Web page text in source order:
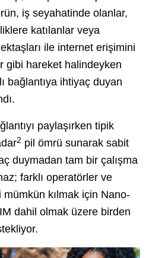
iş seyahatinde olanlar,
katılanlar veya
ile internet erişimini
gibi hareket halindeyken
bağlantıya ihtiyaç duyan
paylaşırken tipik
2 pil ömrü sunarak sabit
duymadan tam bir çalışma
farklı operatörler ve
kılmak için Nano-
dahil olmak üzere birden